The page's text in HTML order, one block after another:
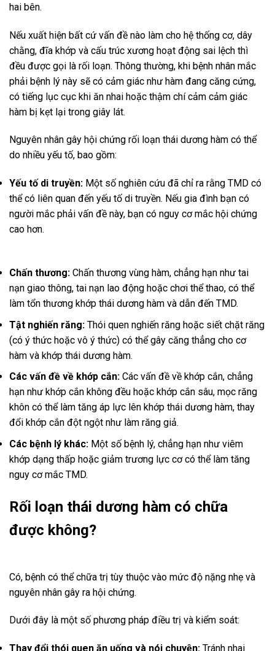
hai bên.
Nếu xuất hiện bất cứ vấn đề nào làm cho hệ thống cơ, dây
chằng, đĩa khớp và cấu trúc xương hoạt động sai lệch thì
đều được gọi là rối loạn. Thông thường, khi bệnh nhân mắc
phải bệnh lý này sẽ có cảm giác như hàm đang căng cứng,
có tiếng lục cục khi ăn nhai hoặc thậm chí cảm cảm giác
hàm bị kẹt lại trong giây lát.
Nguyên nhân gây hội chứng rối loạn thái dương hàm có thể
do nhiều yếu tố, bao gồm:
Yếu tố di truyền: Một số nghiên cứu đã chỉ ra rằng TMD có
thể có liên quan đến yếu tố di truyền. Nếu gia đình bạn có
người mắc phải vấn đề này, bạn có nguy cơ mắc hội chứng
cao hơn.
Chấn thương: Chấn thương vùng hàm, chẳng hạn như tai
nạn giao thông, tai nạn lao động hoặc chơi thể thao, có thể
làm tổn thương khớp thái dương hàm và dẫn đến TMD.
Tật nghiến răng: Thói quen nghiến răng hoặc siết chặt răng
(có ý thức hoặc vô ý thức) có thể gây căng thẳng cho cơ
hàm và khớp thái dương hàm.
Các vấn đề về khớp cắn: Các vấn đề về khớp cắn, chẳng
hạn như khớp cắn không đều hoặc khớp cắn sâu, mọc răng
khôn có thể làm tăng áp lực lên khớp thái dương hàm, thay
đổi khớp cắn đột ngột như làm răng giả.
Các bệnh lý khác: Một số bệnh lý, chẳng hạn như viêm
khớp dạng thấp hoặc giảm trương lực cơ có thể làm tăng
nguy cơ mắc TMD.
Rối loạn thái dương hàm có chữa
được không?
Có, bệnh có thể chữa trị tùy thuộc vào mức độ nặng nhẹ và
nguyên nhân gây ra hội chứng.
Dưới đây là một số phương pháp điều trị và kiểm soát:
Thay đổi thói quen ăn uống và nói chuyện: Tránh nhai